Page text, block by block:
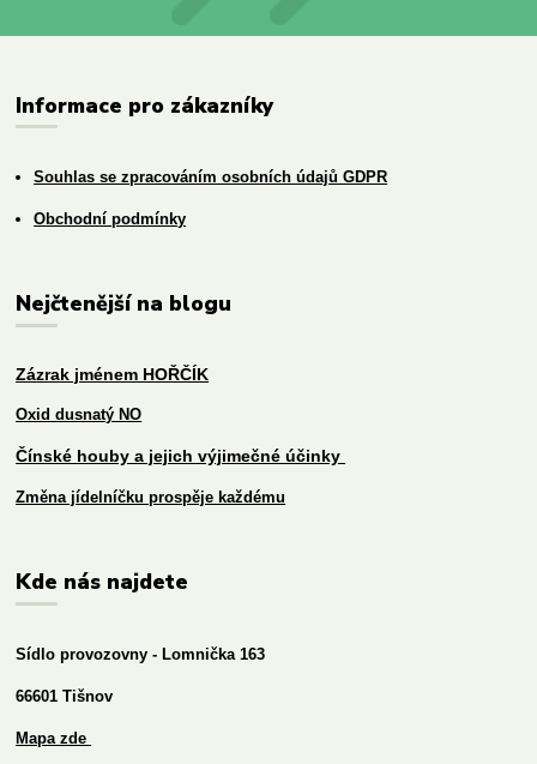
Informace pro zákazníky
Souhlas se zpracováním osobních údajů GDPR
Obchodní podmínky
Nejčtenější na blogu
Zázrak jménem HOŘČÍK
Oxid dusnatý NO
Čínské houby a jejich výjimečné účinky
Změna jídelníčku prospěje každému
Kde nás najdete
Sídlo provozovny - Lomnička 163
66601 Tišnov
Mapa zde